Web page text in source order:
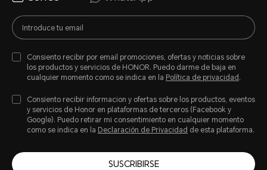
Consiento recibir por email promociones, ofertas y noticias sobre
los productos y servicios de HONOR. Puedo darme de baja en
cualquier momento como se indica en la Política de privacidad .
Consiento recibir informacion y ofertas sobre los productos, eventos
y servicios de Honor en plataformas de terceros (Facebook y
Google). Puedo retirar mi consentimiento en cualquier momento
como se indica en la Declaración de Privacidad de esta plataforma.
SUSCRIBIRSE